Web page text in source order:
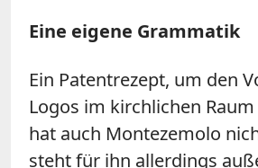
Eine eigene Grammatik
Ein Patentrezept, um den
Logos im kirchlichen
hat auch Montezemolo
steht für ihn allerdings